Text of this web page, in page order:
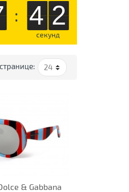
: 41
секунд
& Gabbana